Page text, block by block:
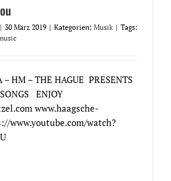
| 30 März 2019 | Kategorien: Musik | Tags:
HM – THE HAGUE PRESENTS
ENJOY
www.haagsche-
www.youtube.com/watch?